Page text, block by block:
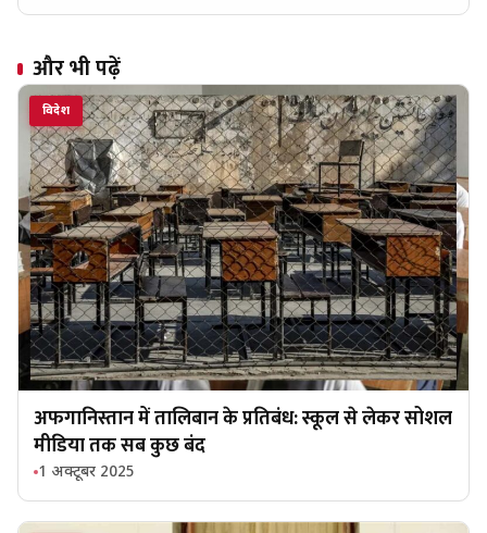
और भी पढ़ें
विदेश
अफगानिस्तान में तालिबान के प्रतिबंध: स्कूल से लेकर सोशल
मीडिया तक सब कुछ बंद
1 अक्टूबर 2025